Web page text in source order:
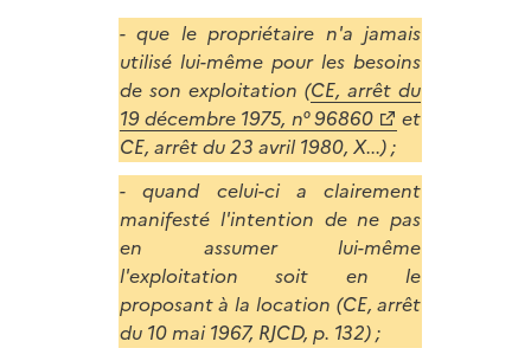
- que le propriétaire n'a jamais
utilisé lui-même pour les besoins
de son exploitation (CE, arrêt du
19 décembre 1975, n° 96860
et
CE, arrêt du 23 avril 1980, X...) ;
- quand celui-ci a clairement
manifesté l'intention de ne pas
en assumer lui-même
l'exploitation soit en le
proposant à la location (CE, arrêt
du 10 mai 1967, RJCD, p. 132) ;